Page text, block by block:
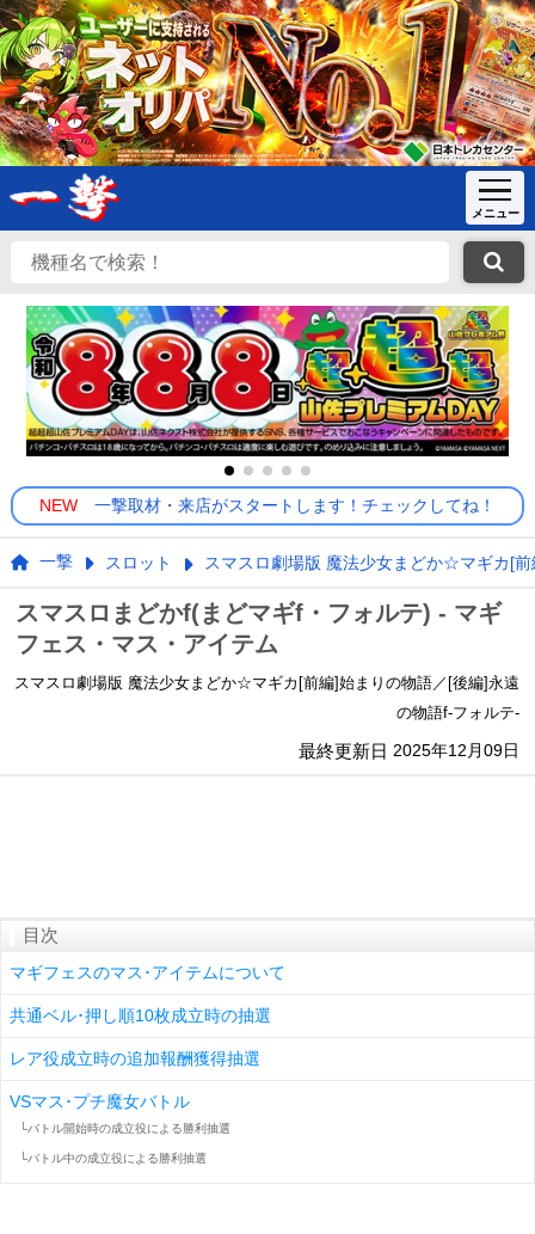
NEW 一撃取材・来店がスタートします！チェックしてね！
一撃 スロット スマスロ劇場版 魔法少女まどか☆マギカ[
スマスロまどかf(まどマギf・フォルテ) - マギ
フェス・マス・アイテム
スマスロ劇場版 魔法少女まどか☆マギカ[前編]始まりの物語／[後編]永遠
の物語f-フォルテ-
最終更新日 2025年12月09日
目次
マギフェスのマス･アイテムについて
共通ベル･押し順10枚成立時の抽選
レア役成立時の追加報酬獲得抽選
VSマス･プチ魔女バトル
└バトル開始時の成立役による勝利抽選
└バトル中の成立役による勝利抽選